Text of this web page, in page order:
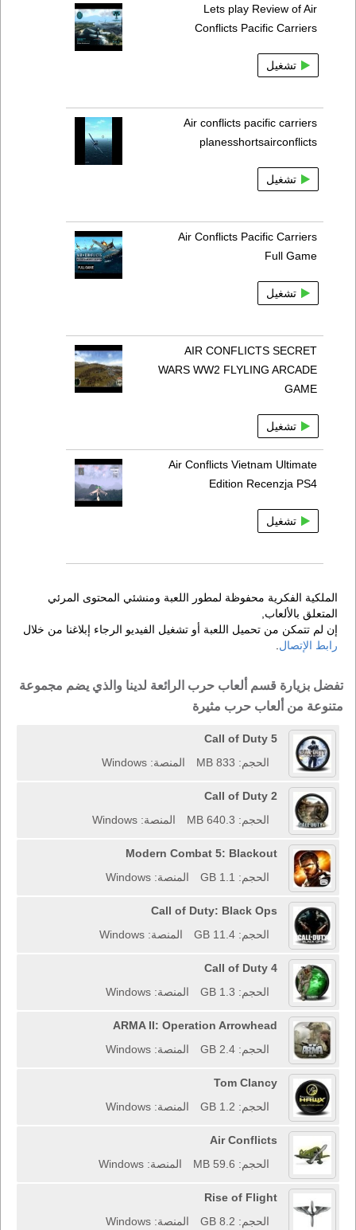
Lets play Review of Air
Conflicts Pacific Carriers
تشغيل
Air conflicts pacific carriers
planesshortsairconflicts
تشغيل
Air Conflicts Pacific Carriers
Full Game
تشغيل
AIR CONFLICTS SECRET
WARS WW2 FLYLING ARCADE
GAME
تشغيل
Air Conflicts Vietnam Ultimate
Edition Recenzja PS4
تشغيل
الملكية الفكرية محفوظة لمطور اللعبة ومنشئي المحتوى المرئي
المتعلق بالألعاب,
إن لم تتمكن من تحميل اللعبة أو تشغيل الفيديو الرجاء إبلاغنا من خلال
رابط الإتصال
تفضل بزيارة قسم ألعاب حرب الرائعة لدينا والذي يضم مجموعة
متنوعة من ألعاب حرب مثيرة
Call of Duty 5
الحجم: 833 MB
المنصة: Windows
Call of Duty 2
الحجم: 640.3 MB
المنصة: Windows
Modern Combat 5: Blackout
الحجم: 1.1 GB
المنصة: Windows
Call of Duty: Black Ops
الحجم: 11.4 GB
المنصة: Windows
Call of Duty 4
الحجم: 1.3 GB
المنصة: Windows
ARMA II: Operation Arrowhead
الحجم: 2.4 GB
المنصة: Windows
Tom Clancy
الحجم: 1.2 GB
المنصة: Windows
Air Conflicts
الحجم: 59.6 MB
المنصة: Windows
Rise of Flight
الحجم: 8.2 GB
المنصة: Windows